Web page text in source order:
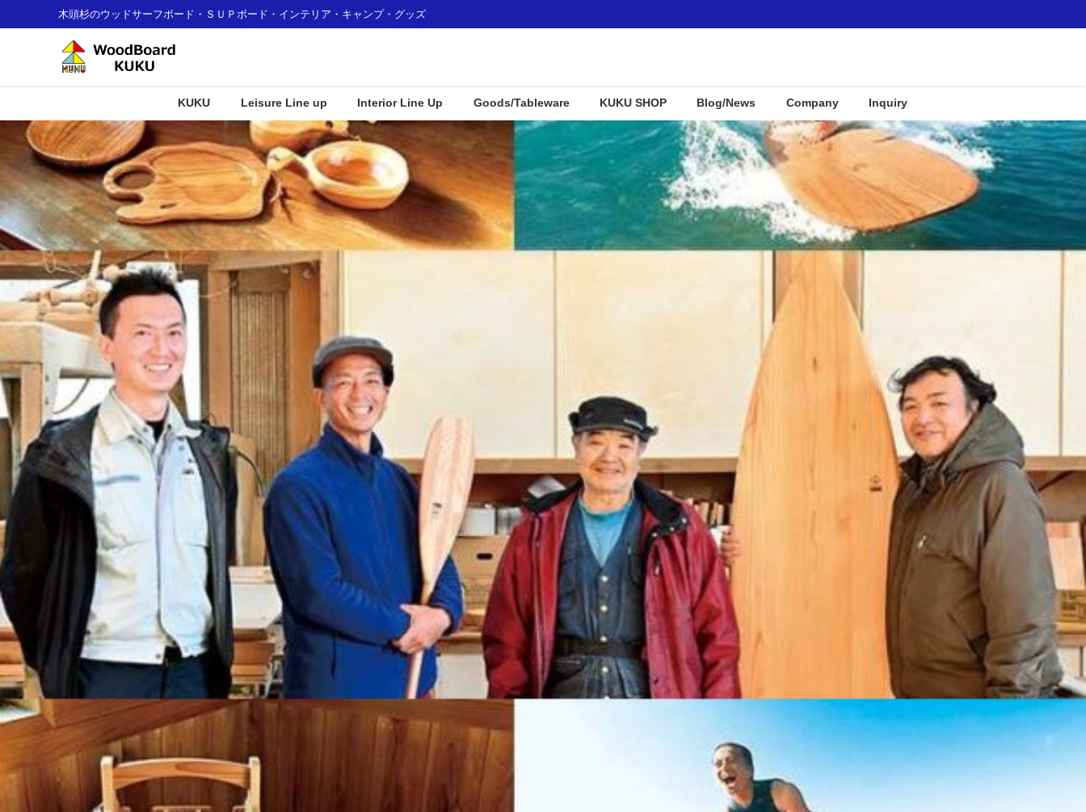
木頭杉のウッドサーフボード・ＳＵＰボード・インテリア・キャンプ・グッズ
KUKU Leisure Line up Interior Line Up Goods/Tableware KUKU SHOP Blog/News Company Inquiry